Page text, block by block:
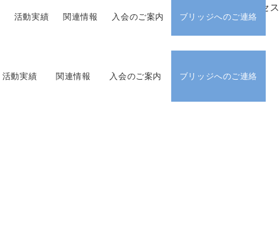
アクセス
活動実績 関連情報 入会のご案内 ブリッジへのご連絡
活動実績 関連情報 入会のご案内 ブリッジへのご連絡